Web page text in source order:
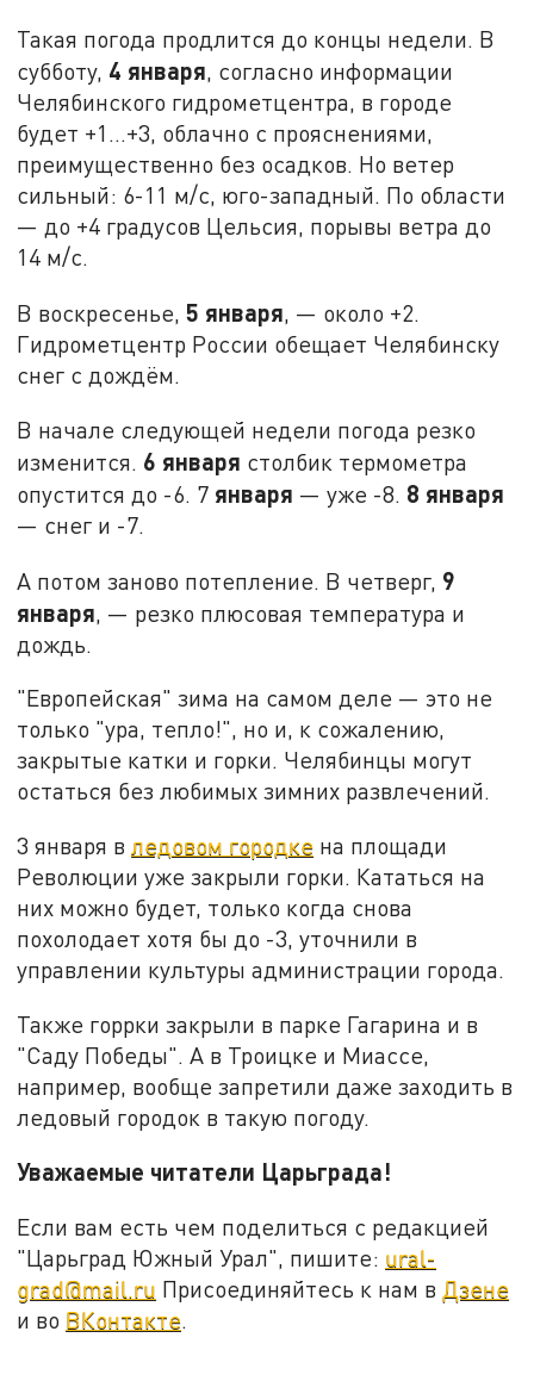
Такая погода продлится до концы недели. В
субботу, 4 января, согласно информации
Челябинского гидрометцентра, в городе
будет +1…+3, облачно с прояснениями,
преимущественно без осадков. Но ветер
сильный: 6-11 м/с, юго-западный. По области
— до +4 градусов Цельсия, порывы ветра до
14 м/с.
В воскресенье,5 января, — около +2.
Гидрометцентр России обещает Челябинску
снег с дождём.
В начале следующей недели погода резко
изменится. 6 января столбик термометра
опустится до -6. 7 января — уже -8. 8 января
— снег и -7.
А потом заново потепление. В четверг, 9
января , — резко плюсовая температура и
дождь.
"Европейская" зима на самом деле — это не
только "ура, тепло!", но и, к сожалению,
закрытые катки и горки. Челябинцы могут
остаться без любимых зимних развлечений.
3 января вледовом городке на площади
Революции уже закрыли горки. Кататься на
них можно будет, только когда снова
похолодает хотя бы до -3, уточнили в
управлении культуры администрации города.
Также горрки закрыли в парке Гагарина и в
"Саду Победы". А в Троицке и Миассе,
например, вообще запретили даже заходить в
ледовый городок в такую погоду.
Уважаемые читатели Царьграда!
Если вам есть чем поделиться с редакцией
"Царьград Южный Урал", пишите: ural-
grad@mail.ru Присоединяйтесь к нам в Дзене
и во ВКонтакте.